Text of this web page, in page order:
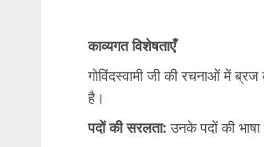
काव्यगत विशेषताएँ
गोविंदस्वामी जी की रचनाओं में
है।
पदों की सरलता: उनके पदों की